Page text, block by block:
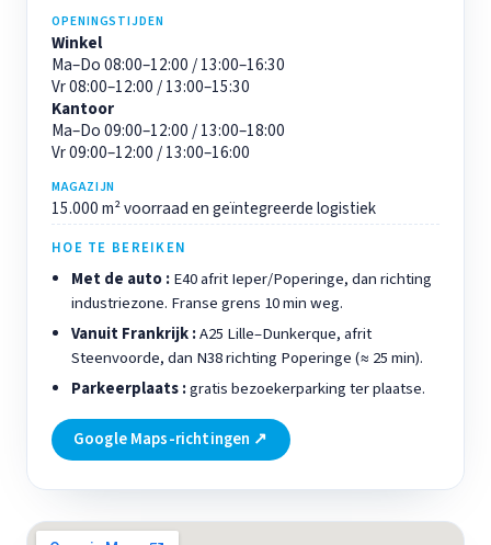
OPENINGSTIJDEN
Winkel
Ma–Do 08:00–12:00 / 13:00–16:30
Vr 08:00–12:00 / 13:00–15:30
Kantoor
Ma–Do 09:00–12:00 / 13:00–18:00
Vr 09:00–12:00 / 13:00–16:00
MAGAZIJN
15.000 m² voorraad en geïntegreerde logistiek
HOE TE BEREIKEN
Met de auto :E40 afrit Ieper/Poperinge, dan richting
industriezone. Franse grens 10 min weg.
Vanuit Frankrijk :A25 Lille–Dunkerque, afrit
Steenvoorde, dan N38 richting Poperinge (≈ 25 min).
Parkeerplaats :gratis bezoekerparking ter plaatse.
Google Maps-richtingen ↗